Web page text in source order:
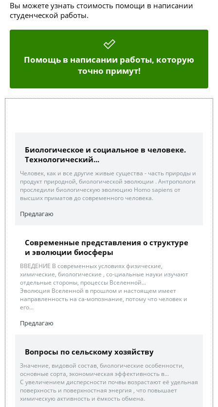
Вы можете узнать стоимость помощи в написании
студенческой работы.
Помощь в написании работы, которую
точно примут!
Биологическое и социальное в человеке.
Технологический...
Человек, как и все другие живые существа - часть природы и
продукт природной, биологической эволюции . Антропологи
проследили биологическую эволюцию Homo sapiens от
высших приматов до современного человека.
Предлагаю
Современные представления о структуре
и эволюции биосферы
ВВЕДЕНИЕ В современных условиях физические,
химические, биологические , со-циальные науки изучают
отдельные стороны, процессы Вселенной...
Эволюция Вселенной в прошлом и настоящем имеет
направленность на са-мопознание, потому что человек и
его...
Предлагаю
Вопросы по сельскому хозяйству
Значение, видовой состав, биологические особенности,
основные сорта, экономическая эффективность в...
С увеличением дисперсности почвы возрастают её удельная
поверхность и поверхностная энергия , что повышает
химическую активность и ёмкость обмена.